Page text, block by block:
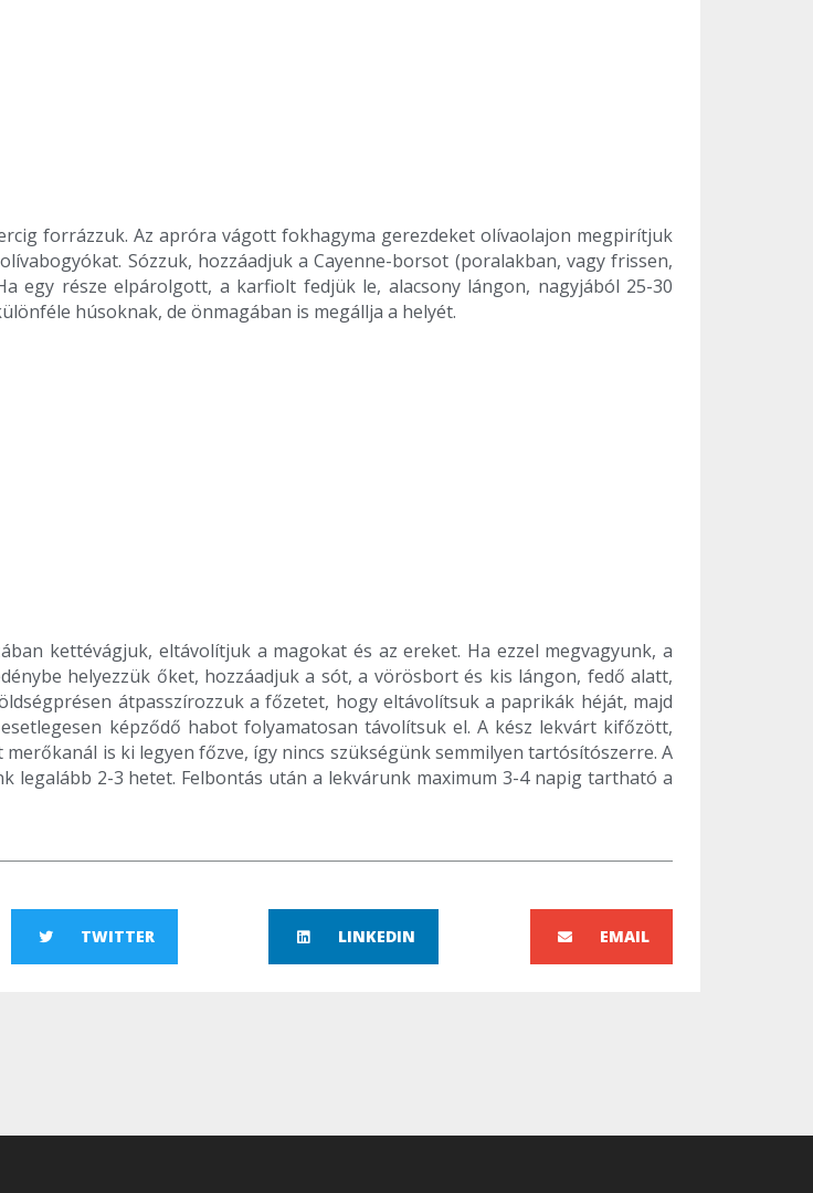
forrázzuk. Az apróra vágott fokhagyma gerezdeket olívaolajon megpirítjuk
Sózzuk, hozzáadjuk a Cayenne-borsot (poralakban, vagy frissen,
egy része elpárolgott, a karfiolt fedjük le, alacsony lángon, nagyjából 25-30
húsoknak, de önmagában is megállja a helyét.
kettévágjuk, eltávolítjuk a magokat és az ereket. Ha ezzel megvagyunk, a
helyezzük őket, hozzáadjuk a sót, a vörösbort és kis lángon, fedő alatt,
átpasszírozzuk a főzetet, hogy eltávolítsuk a paprikák héját, majd
képződő habot folyamatosan távolítsuk el. A kész lekvárt kifőzött,
is ki legyen főzve, így nincs szükségünk semmilyen tartósítószerre. A
legalább 2-3 hetet. Felbontás után a lekvárunk maximum 3-4 napig tartható a
TWITTER LINKEDIN EMAIL